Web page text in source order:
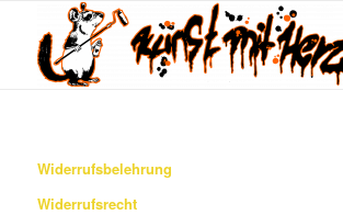
Widerrufsbelehrung
Widerrufsrecht